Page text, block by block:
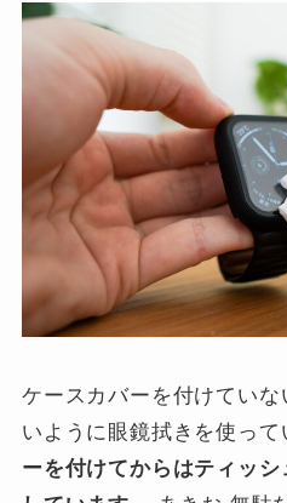
ケースカバーを付けてい
いように眼鏡拭きを使っ
ーを付けてからはティッ